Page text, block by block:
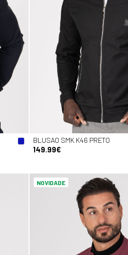
BLUSAO SMK K46 PRETO
149.99€
NOVIDADE